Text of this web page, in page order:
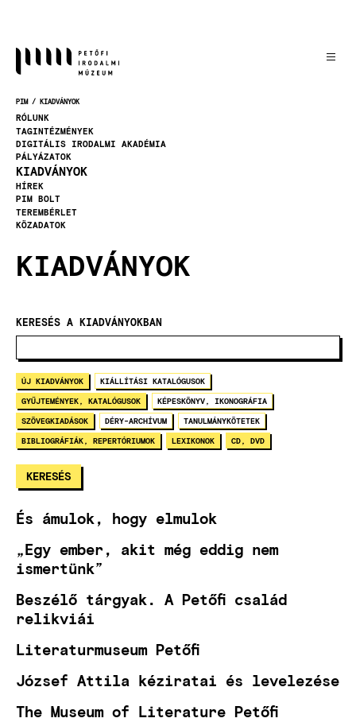
MORZSA
PIM KIADVÁNYOK
RÓLUNK
TAGINTÉZMÉNYEK
DIGITÁLIS IRODALMI AKADÉMIA
PÁLYÁZATOK
KIADVÁNYOK
HÍREK
PIM BOLT
TEREMBÉRLET
KÖZADATOK
KIADVÁNYOK
KERESÉS A KIADVÁNYOKBAN
ÚJ KIADVÁNYOK KIÁLLÍTÁSI KATALÓGUSOK
GYŰJTEMÉNYEK, KATALÓGUSOK KÉPESKÖNYV, IKONOGRÁFIA
SZÖVEGKIADÁSOK DÉRY-ARCHÍVUM TANULMÁNYKÖTETEK
BIBLIOGRÁFIÁK, REPERTÓRIUMOK LEXIKONOK CD, DVD
És ámulok, hogy elmulok
„Egy ember, akit még eddig nem
ismertünk”
Beszélő tárgyak. A Petőfi család
relikviái
Literaturmuseum Petőfi
József Attila kéziratai és levelezése
The Museum of Literature Petőfi